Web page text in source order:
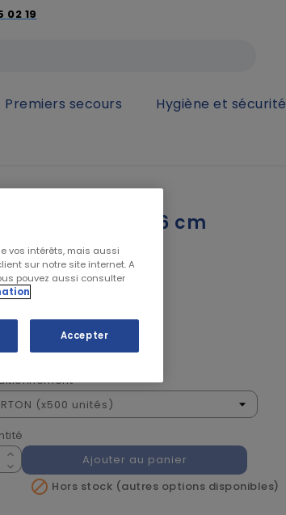
02 19
Premiers secours Hygiène et sécurité
de Lister 16 cm
€HT
de Lister 16cm
description
Ajouter au panier
 Hors stock (autres options disponibles)
vos intérêts, mais aussi
sur notre site internet. A
pouvez aussi consulter
Accepter